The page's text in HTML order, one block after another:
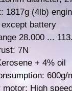
1817g (4lb)
battery
28.000 ...
7N
+ 4% oil
motor: High